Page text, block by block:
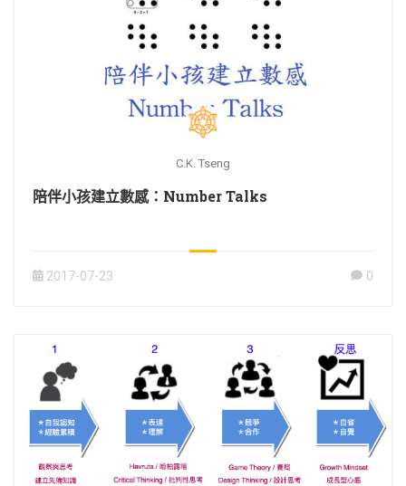
C.K. Tseng
陪伴小孩建立數感：Number Talks
2017-07-23 0